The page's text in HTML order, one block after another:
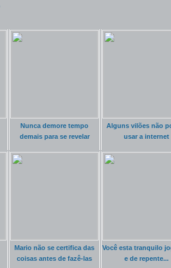
Nunca demore tempo
demais para se revelar
Alguns vilões não
usar a internet
Mario não se certifica das
coisas antes de fazê-las
Você esta tranquilo
e de repente...